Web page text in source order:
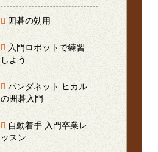
囲碁の効用
入門ロボットで練習
しよう
パンダネット ヒカル
の囲碁入門
自動着手 入門卒業レ
ッスン